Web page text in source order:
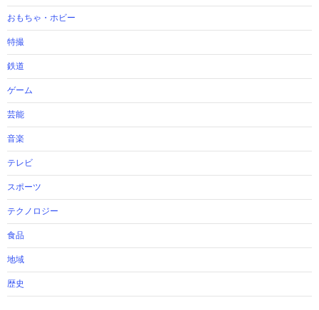
おもちゃ・ホビー
特撮
鉄道
ゲーム
芸能
音楽
テレビ
スポーツ
テクノロジー
食品
地域
歴史